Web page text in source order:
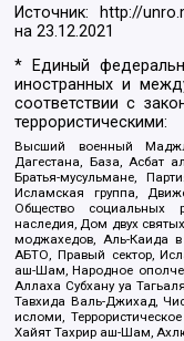
Источник: http://
на23.12.2021
* Единый
иностранных и
соответствии с
террористическими:
Высший военный
Дагестана, База, Асбат
Братья-мусульмане,
Исламская группа,
Общество социальных
наследия, Дом двух
моджахедов, Аль-Каида
АБТО, Правый сектор,
аш-Шам, Народное
Аллаха Субхану уа
Тавхида Валь-Джихад,
исломи,
Хайят Тахрир аш-Шам,